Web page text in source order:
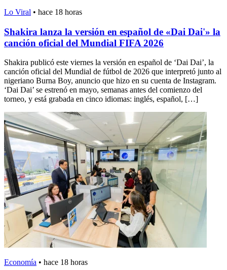
Lo Viral • hace 18 horas
Shakira lanza la versión en español de «Dai Dai'» la
canción oficial del Mundial FIFA 2026
Shakira publicó este viernes la versión en español de ‘Dai Dai’, la
canción oficial del Mundial de fútbol de 2026 que interpretó junto al
nigeriano Burna Boy, anuncio que hizo en su cuenta de Instagram.
‘Dai Dai’ se estrenó en mayo, semanas antes del comienzo del
torneo, y está grabada en cinco idiomas: inglés, español, […]
Economía • hace 18 horas